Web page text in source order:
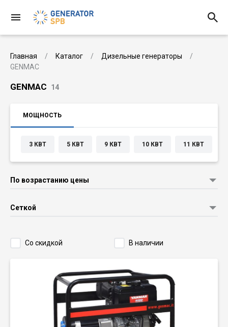
Главная Каталог
Дизельные генераторы
GENMAC
GENMAC 14
МОЩНОСТЬ
3 КВТ 5 КВТ 9 КВТ 10 КВТ 11 КВТ
По возрастанию цены
Сеткой
Со скидкой В наличии